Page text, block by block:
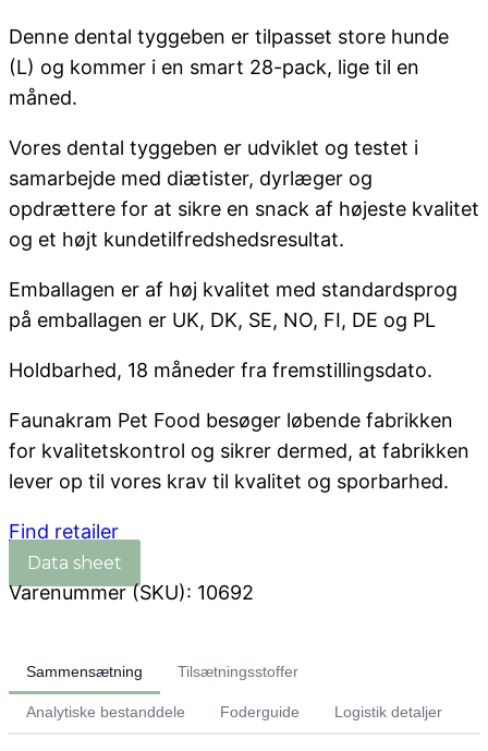
Denne dental tyggeben er tilpasset store hunde
(L) og kommer i en smart 28-pack, lige til en
måned.
Vores dental tyggeben er udviklet og testet i
samarbejde med diætister, dyrlæger og
opdrættere for at sikre en snack af højeste kvalitet
og et højt kundetilfredshedsresultat.
Emballagen er af høj kvalitet med standardsprog
på emballagen er UK, DK, SE, NO, FI, DE og PL
Holdbarhed, 18 måneder fra fremstillingsdato.
Faunakram Pet Food besøger løbende fabrikken
for kvalitetskontrol og sikrer dermed, at fabrikken
lever op til vores krav til kvalitet og sporbarhed.
Find retailer
Varenummer (SKU): 10692
Sammensætning Tilsætningsstoffer
Analytiske bestanddele Foderguide Logistik detaljer